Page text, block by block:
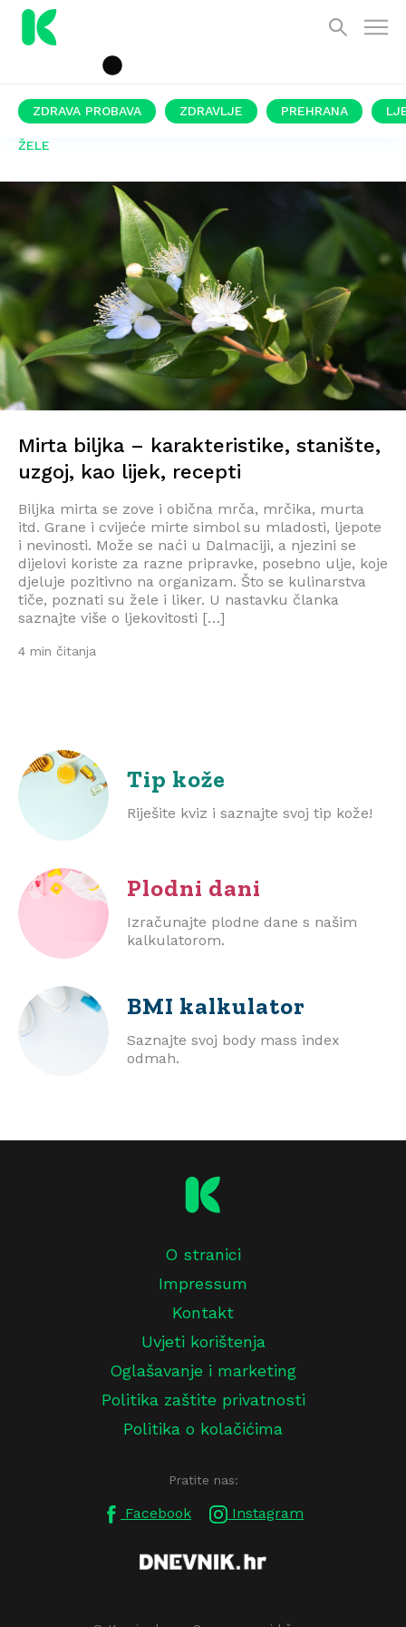
ZDRAVA PROBAVA ZDRAVLJE PREHRANA
ŽELE
Mirta biljka – karakteristike, stanište,
uzgoj, kao lijek, recepti
Biljka mirta se zove i obična mrča, mrčika, murta
itd. Grane i cvijeće mirte simbol su mladosti, ljepote
i nevinosti. Može se naći u Dalmaciji, a njezini se
dijelovi koriste za razne pripravke, posebno ulje, koje
djeluje pozitivno na organizam. Što se kulinarstva
tiče, poznati su žele i liker. U nastavku članka
saznajte više o ljekovitosti […]
4 min čitanja
Tip kože
Riješite kviz i saznajte svoj tip kože!
Plodni dani
Izračunajte plodne dane s našim
kalkulatorom.
BMI kalkulator
Saznajte svoj body mass index
odmah.
O stranici
Impressum
Kontakt
Uvjeti korištenja
Oglašavanje i marketing
Politika zaštite privatnosti
Politika o kolačićima
Pratite nas:
Facebook Instagram